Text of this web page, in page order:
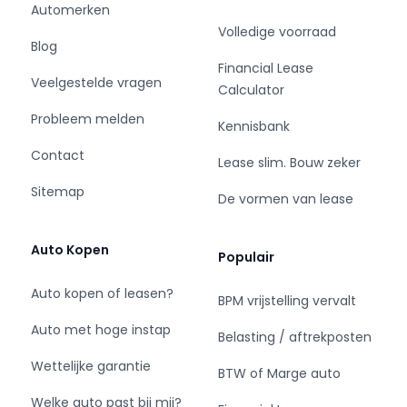
Met onze RDW-erkenning kunnen wij 24 uur per
dag en 7 dagen per week uw auto te naam
We zijn bereikbaar op de volgende
telefoonnummers: 0647023259
KUYPERAUTO OCCASIONS BV
8243ph Lelystad
ho_kuyper@live.nl
Automerken
Blog
Veelgestelde vragen
Probleem melden
Contact
Sitemap
Auto Kopen
Auto kopen of leasen?
Auto met hoge instap
Wettelijke garantie
Welke auto past bij mij?
Volledige voorraad
Financial Lease
Calculator
Kennisbank
Lease slim. Bouw zeker
De vormen van lease
Populair
BPM vrijstelling vervalt
Belasting / aftrekposten
BTW of Marge auto